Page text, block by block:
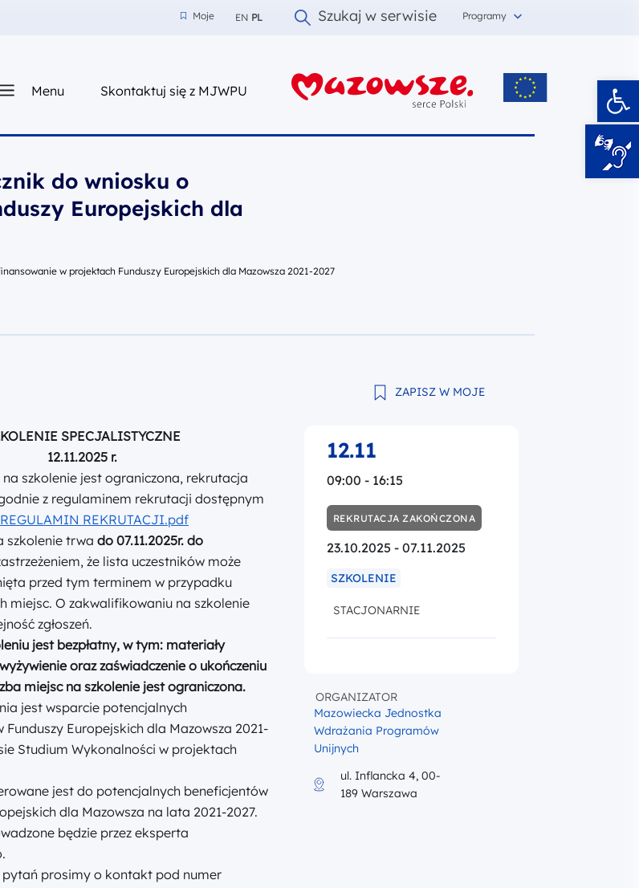
Moje
Moje EN PL Szukaj w serwisie Programy
Menu Skontaktuj się z MJWPUz nami
do wniosku o
Europejskich dla
w projektach Funduszy Europejskich dla Mazowsza 2021-2027
ZAPISZ W MOJE
SPECJALISTYCZNE
12.11.2025 r.
na szkolenie jest ograniczona, rekrutacja
z regulaminem rekrutacji dostępnym
REGULAMIN REKRUTACJI.pdf
szkolenie trwa do 07.11.2025r. do
że lista uczestników może
przed tym terminem w przypadku
miejsc. O zakwalifikowaniu na szkolenie
zgłoszeń.
jest bezpłatny, w tym: materiały
oraz zaświadczenie o ukończeniu
miejsc na szkolenie jest ograniczona.
jest wsparcie potencjalnych
Funduszy Europejskich dla Mazowsza 2021-
Studium Wykonalności w projektach
jest do potencjalnych beneficjentów
dla Mazowsza na lata 2021-2027.
będzie przez eksperta
pytań prosimy o kontakt pod numer
12.11
09:00 - 16:15
REKRUTACJA ZAKOŃCZONA
23.10.2025 - 07.11.2025
SZKOLENIE
STACJONARNIE
ORGANIZATOR
Mazowiecka Jednostka
Wdrażania Programów
Unijnych
ul. Inflancka 4, 00-
189 Warszawa